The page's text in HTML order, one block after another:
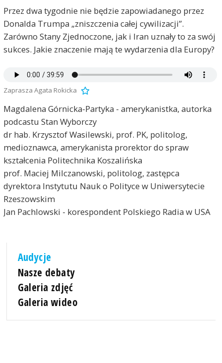
Przez dwa tygodnie nie będzie zapowiadanego przez
Donalda Trumpa „zniszczenia całej cywilizacji”.
Zarówno Stany Zjednoczone, jak i Iran uznały to za swój
sukces. Jakie znaczenie mają te wydarzenia dla Europy?
Zaprasza Agata Rokicka
Magdalena Górnicka-Partyka - amerykanistka, autorka
podcastu Stan Wyborczy
dr hab. Krzysztof Wasilewski, prof. PK, politolog,
medioznawca, amerykanista prorektor do spraw
kształcenia Politechnika Koszalińska
prof. Maciej Milczanowski, politolog, zastępca
dyrektora Instytutu Nauk o Polityce w Uniwersytecie
Rzeszowskim
Jan Pachlowski - korespondent Polskiego Radia w USA
Audycje
Nasze debaty
Galeria zdjęć
Galeria wideo